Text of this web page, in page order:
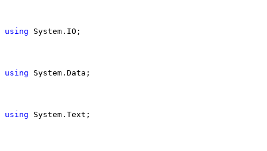
using System.IO;
using System.Data;
using System.Text;